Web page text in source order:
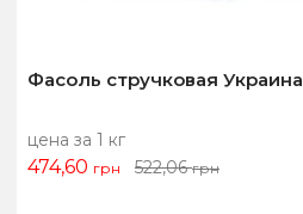
Фасоль стручковая Украина
цена за 1 кг
474,60 грн 522,06грн